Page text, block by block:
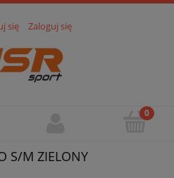
się Zaloguj się
S/M ZIELONY